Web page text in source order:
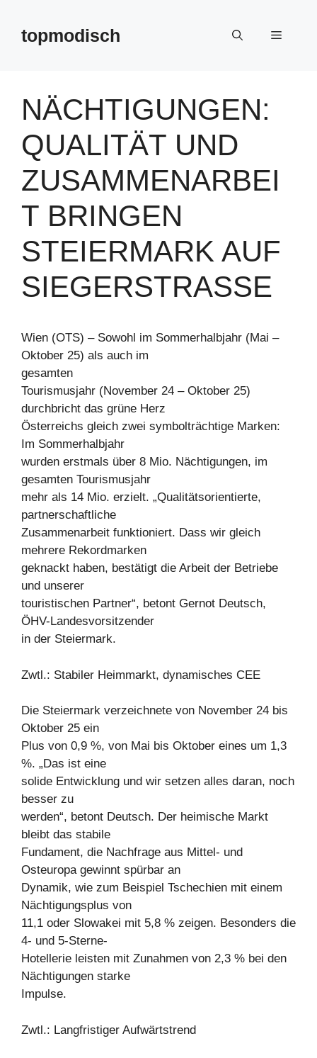
springentopmodisch Menü
NÄCHTIGUNGEN:
QUALITÄT UND
ZUSAMMENARBEI
T BRINGEN
STEIERMARK AUF
SIEGERSTRASSE
Wien (OTS) – Sowohl im Sommerhalbjahr (Mai –
Oktober 25) als auch im
gesamten
Tourismusjahr (November 24 – Oktober 25)
durchbricht das grüne Herz
Österreichs gleich zwei symbolträchtige Marken:
Im Sommerhalbjahr
wurden erstmals über 8 Mio. Nächtigungen, im
gesamten Tourismusjahr
mehr als 14 Mio. erzielt. „Qualitätsorientierte,
partnerschaftliche
Zusammenarbeit funktioniert. Dass wir gleich
mehrere Rekordmarken
geknackt haben, bestätigt die Arbeit der Betriebe
und unserer
touristischen Partner“, betont Gernot Deutsch,
ÖHV-Landesvorsitzender
in der Steiermark.
Zwtl.: Stabiler Heimmarkt, dynamisches CEE
Die Steiermark verzeichnete von November 24 bis
Oktober 25 ein
Plus von 0,9 %, von Mai bis Oktober eines um 1,3
%. „Das ist eine
solide Entwicklung und wir setzen alles daran, noch
besser zu
werden“, betont Deutsch. Der heimische Markt
bleibt das stabile
Fundament, die Nachfrage aus Mittel- und
Osteuropa gewinnt spürbar an
Dynamik, wie zum Beispiel Tschechien mit einem
Nächtigungsplus von
11,1 oder Slowakei mit 5,8 % zeigen. Besonders die
4- und 5-Sterne-
Hotellerie leisten mit Zunahmen von 2,3 % bei den
Nächtigungen starke
Impulse.
Zwtl.: Langfristiger Aufwärtstrend